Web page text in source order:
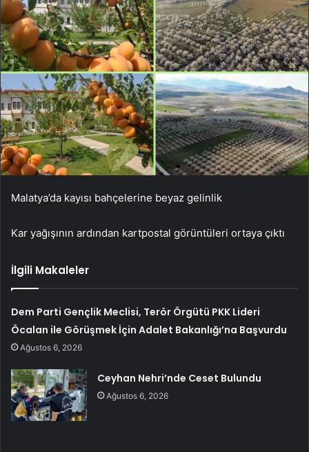
Malatya’da kayısı bahçelerine beyaz gelinlik
Kar yağışının ardından kartpostal görüntüleri ortaya çıktı
İlgili Makaleler
Dem Parti Gençlik Meclisi, Terör Örgütü PKK Lideri
Öcalan ile Görüşmek İçin Adalet Bakanlığı’na Başvurdu
Ağustos 6, 2026
Ceyhan Nehri’nde Ceset Bulundu
Ağustos 6, 2026